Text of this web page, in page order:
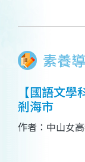
素養
【國語文
剎海市
作者：中山女